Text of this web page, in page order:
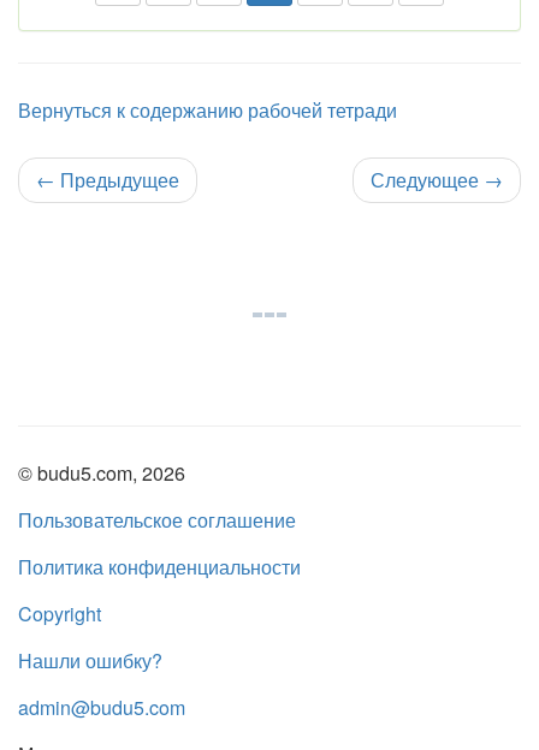
Вернуться к содержанию рабочей тетради
← Предыдущее Следующее →
© budu5.com, 2026
Пользовательское соглашение
Политика конфиденциальности
Copyright
Нашли ошибку?
admin@budu5.com